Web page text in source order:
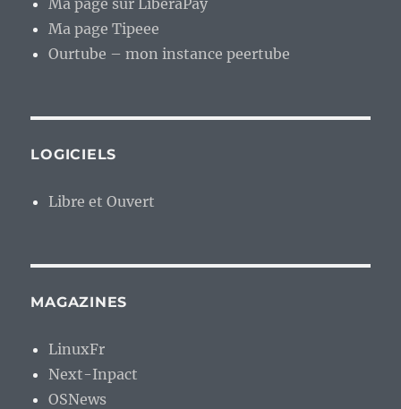
Ma page Tipeee
Ourtube – mon instance peertube
LOGICIELS
Libre et Ouvert
MAGAZINES
LinuxFr
Next-Inpact
OSNews